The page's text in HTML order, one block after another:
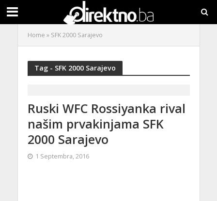
Home » SFK 2000 Sarajevo
Tag - SFK 2000 Sarajevo
Ruski WFC Rossiyanka rival
našim prvakinjama SFK
2000 Sarajevo
1 Septembra, 2016